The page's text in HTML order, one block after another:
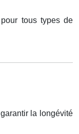
tous types de
la longévité